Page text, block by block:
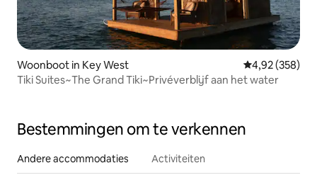
Woonboot in Key West Gemiddelde
4,92 (358)
Tiki Suites~The Grand Tiki~Privéverblijf aan het water
Bestemmingen om te verkennen
Andere accommodaties Activiteiten